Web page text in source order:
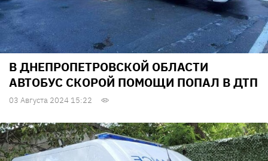
В ДНЕПРОПЕТРОВСКОЙ ОБЛАСТИ
АВТОБУС СКОРОЙ ПОМОЩИ ПОПАЛ В ДТП
03 Августа 2024 15:22